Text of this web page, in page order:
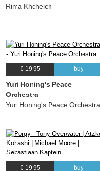
Rima Khcheich
€ 19.95 buy
Yuri Honing's Peace
Orchestra
Yuri Honing's Peace Orchestra
€ 19.95 buy